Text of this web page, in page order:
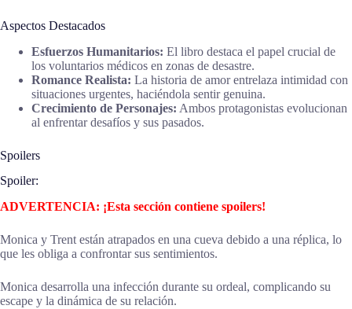
Aspectos Destacados
Esfuerzos Humanitarios: El libro destaca el papel crucial de
los voluntarios médicos en zonas de desastre.
Romance Realista: La historia de amor entrelaza intimidad con
situaciones urgentes, haciéndola sentir genuina.
Crecimiento de Personajes: Ambos protagonistas evolucionan
al enfrentar desafíos y sus pasados.
Spoilers
Spoiler:
ADVERTENCIA: ¡Esta sección contiene spoilers!
Monica y Trent están atrapados en una cueva debido a una réplica, lo
que les obliga a confrontar sus sentimientos.
Monica desarrolla una infección durante su ordeal, complicando su
escape y la dinámica de su relación.